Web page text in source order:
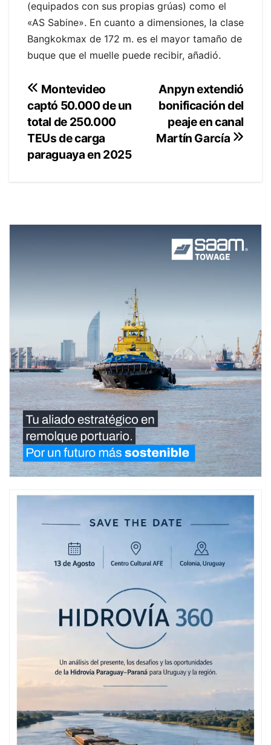
(equipados con sus propias grúas) como el
«AS Sabine». En cuanto a dimensiones, la clase
Bangkokmax de 172 m. es el mayor tamaño de
buque que el muelle puede recibir, añadió.
Navegación
de
entradas
Anpyn extendió
bonificación del
peaje en canal
Martín García
Montevideo
captó 50.000 de un
total de 250.000
TEUs de carga
paraguaya en 2025